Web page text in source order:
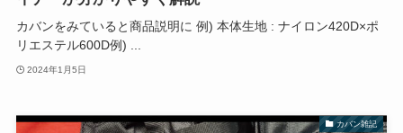
カバンをみていると商品説明に 例) 本体生地 : ナイロン420D×ポ
リエステル600D例) ...
2024年1月5日
カバン雑記